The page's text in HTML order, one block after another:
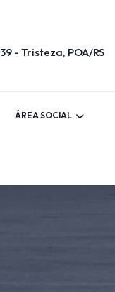
- Tristeza, POA/RS
ÁREA SOCIAL